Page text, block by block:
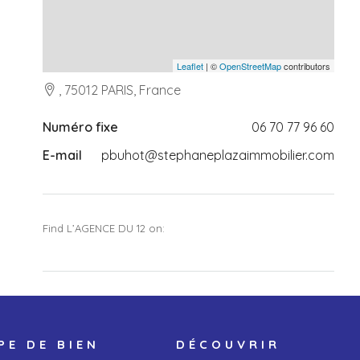
Leaflet | ©OpenStreetMapcontributors
, 75012 PARIS, France
Numéro fixe
06 70 77 96 60
E-mail
pbuhot@stephaneplazaimmobilier.com
Find L’AGENCE DU 12 on:
DE BIEN DÉCOUVRIR